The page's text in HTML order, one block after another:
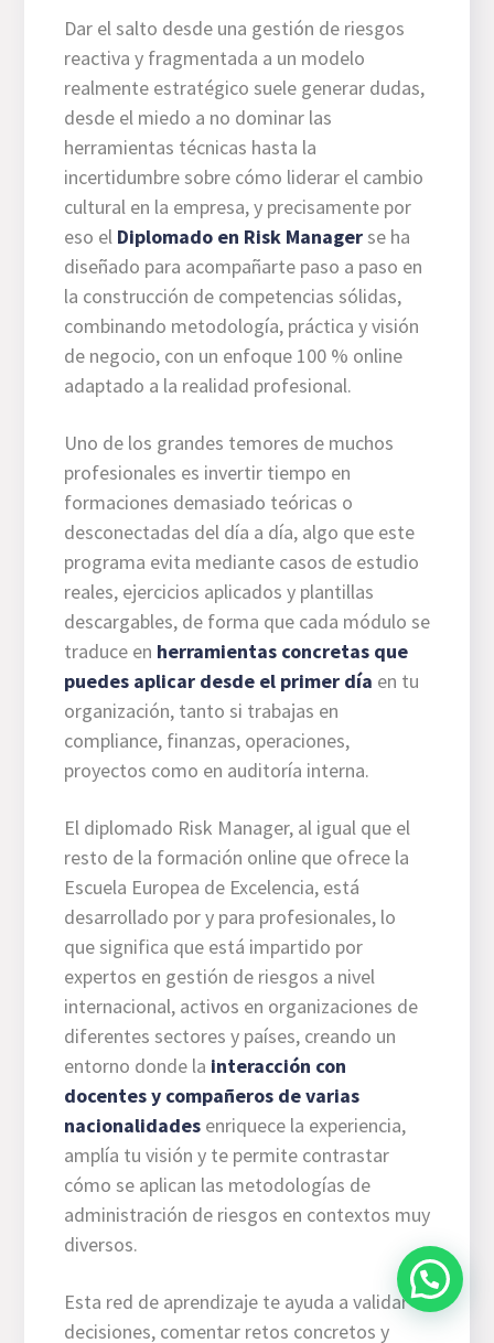
Dar el salto desde una gestión de riesgos
reactiva y fragmentada a un modelo
realmente estratégico suele generar dudas,
desde el miedo a no dominar las
herramientas técnicas hasta la
incertidumbre sobre cómo liderar el cambio
cultural en la empresa, y precisamente por
eso el Diplomado en Risk Managerse ha
diseñado para acompañarte paso a paso en
la construcción de competencias sólidas,
combinando metodología, práctica y visión
de negocio, con un enfoque 100 % online
adaptado a la realidad profesional.
Uno de los grandes temores de muchos
profesionales es invertir tiempo en
formaciones demasiado teóricas o
desconectadas del día a día, algo que este
programa evita mediante casos de estudio
reales, ejercicios aplicados y plantillas
descargables, de forma que cada módulo se
traduce en herramientas concretas que
puedes aplicar desde el primer día en tu
organización, tanto si trabajas en
compliance, finanzas, operaciones,
proyectos como en auditoría interna.
El diplomado Risk Manager, al igual que el
resto de la formación online que ofrece la
Escuela Europea de Excelencia, está
desarrollado por y para profesionales, lo
que significa que está impartido por
expertos en gestión de riesgos a nivel
internacional, activos en organizaciones de
diferentes sectores y países, creando un
entorno donde la interacción con
docentes y compañeros de varias
nacionalidadesenriquece la experiencia,
amplía tu visión y te permite contrastar
cómo se aplican las metodologías de
administración de riesgos en contextos muy
diversos.
Esta red de aprendizaje te ayuda a validar
decisiones, comentar retos concretos y